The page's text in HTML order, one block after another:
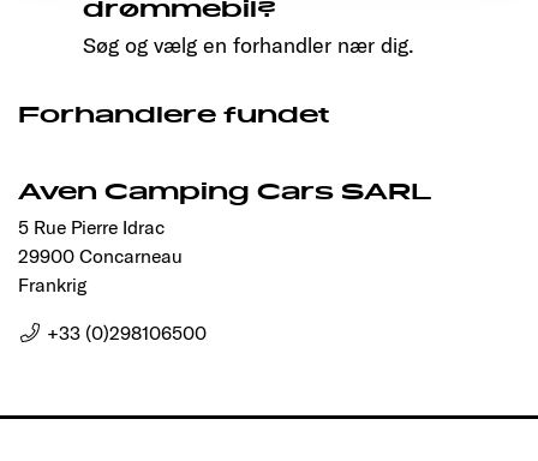
drømmebil?
Søg og vælg en forhandler nær dig.
Forhandlere fundet
Aven Camping Cars SARL
5 Rue Pierre Idrac
29900 Concarneau
Frankrig
+33 (0)298106500